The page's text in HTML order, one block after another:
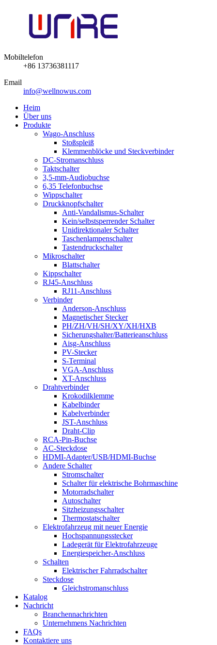
Mobiltelefon
+86 13736381117
Email
info@wellnowus.com
Heim
Über uns
Produkte
Wago-Anschluss
Stoßspleiß
Klemmenblöcke und Steckverbinder
DC-Stromanschluss
Taktschalter
3,5-mm-Audiobuchse
6,35 Telefonbuchse
Wippschalter
Druckknopfschalter
Anti-Vandalismus-Schalter
Kein/selbstsperrender Schalter
Unidirektionaler Schalter
Taschenlampenschalter
Tastendruckschalter
Mikroschalter
Blattschalter
Kippschalter
RJ45-Anschluss
RJ11-Anschluss
Verbinder
Anderson-Anschluss
Magnetischer Stecker
PH/ZH/VH/SH/XY/XH/HXB
Sicherungshalter/Batterieanschluss
Aisg-Anschluss
PV-Stecker
S-Terminal
VGA-Anschluss
XT-Anschluss
Drahtverbinder
Krokodilklemme
Kabelbinder
Kabelverbinder
JST-Anschluss
Draht-Clip
RCA-Pin-Buchse
AC-Steckdose
HDMI-Adapter/USB/HDMI-Buchse
Andere Schalter
Stromschalter
Schalter für elektrische Bohrmaschine
Motorradschalter
Autoschalter
Sitzheizungsschalter
Thermostatschalter
Elektrofahrzeug mit neuer Energie
Hochspannungsstecker
Ladegerät für Elektrofahrzeuge
Energiespeicher-Anschluss
Schalten
Elektrischer Fahrradschalter
Steckdose
Gleichstromanschluss
Katalog
Nachricht
Branchennachrichten
Unternehmens Nachrichten
FAQs
Kontaktiere uns